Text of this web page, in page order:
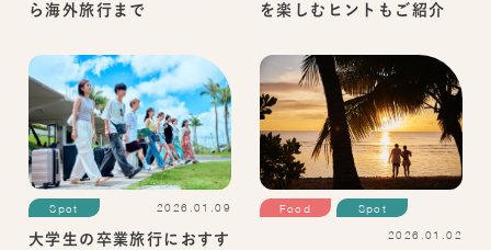
ら海外旅行まで
を楽しむヒントもご紹介
Spot 2026.01.09
大学生の卒業旅行におすす
Food Spot
2026.01.02